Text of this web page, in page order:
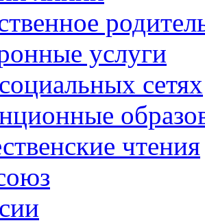
услуги
сетях
чтения